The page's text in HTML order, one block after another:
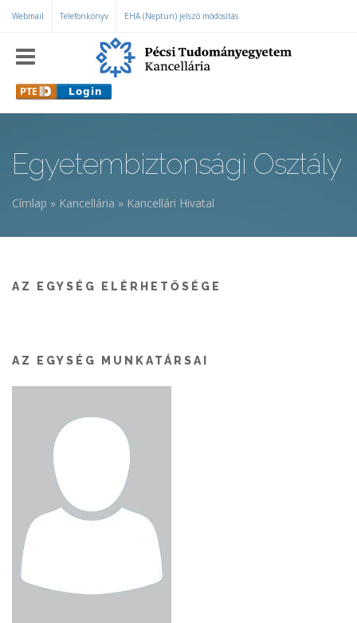
Ugrás a tartalomra
Webmail Telefonkönyv EHA (Neptun) jelszó módosítás
Egyetembiztonsági Osztály
Címlap » Kancellária » Kancellári Hivatal
AZ EGYSÉG ELÉRHETŐSÉGE
AZ EGYSÉG MUNKATÁRSAI